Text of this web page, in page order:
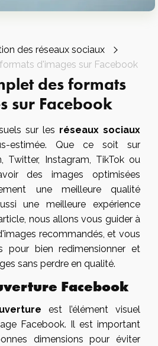
des réseaux sociaux
d'images sur Facebook
des formats
sur Facebook
sur les réseaux sociaux
estimée. Que ce soit sur
Twitter, Instagram, TikTokou
des images optimisées
une meilleure qualité
une meilleure expérience
nous allons vous guider à
recommandés, et vous
pour bien redimensionner et
sans perdre en qualité.
Facebook
est l’élément visuel
Facebook. Il est important
dimensions pour éviter